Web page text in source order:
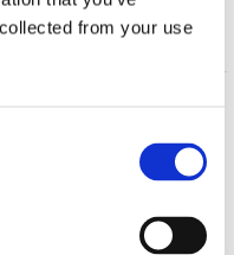
from your use